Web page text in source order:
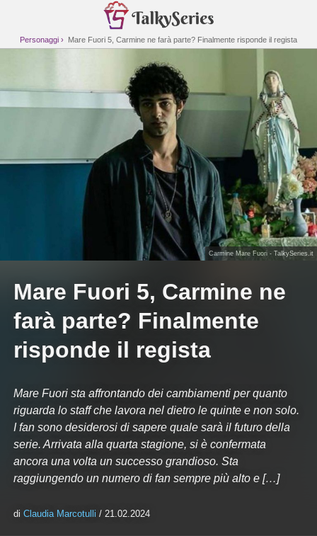
Personaggi Mare Fuori 5, Carmine ne farà parte? Finalmente risponde il regista
Carmine Mare Fuori - TalkySeries.it
Mare Fuori 5, Carmine ne
farà parte? Finalmente
risponde il regista
Mare Fuori sta affrontando dei cambiamenti per quanto
riguarda lo staff che lavora nel dietro le quinte e non solo.
I fan sono desiderosi di sapere quale sarà il futuro della
serie. Arrivata alla quarta stagione, si è confermata
ancora una volta un successo grandioso. Sta
raggiungendo un numero di fan sempre più alto e […]
diClaudia Marcotulli / 21.02.2024